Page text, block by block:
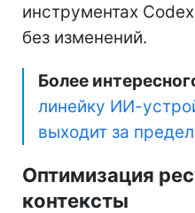
инструментах
без изменений.
Более
линейку ИИ-
выходит за
Оптимизация
контексты